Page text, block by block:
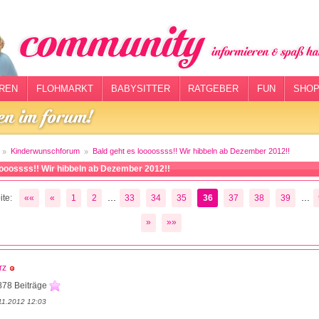
FLOHMARKT BABYSITTER RATGEBER FUN
Kinderwunschforum Bald geht es loooossss!! Wir hibbeln ab Dezember 2012!!
Wir hibbeln ab Dezember 2012!!
«« « 1 2 33 34 35 36 37 38 39
» »»
Beiträge
12:03